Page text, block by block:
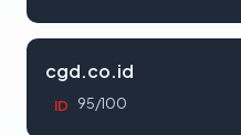
cgd.co.id
ID 95/100